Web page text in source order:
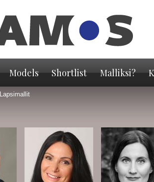
Models Shortlist Malliksi?
Lapsimallit